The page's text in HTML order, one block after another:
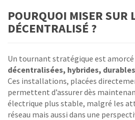
POURQUOI MISER SUR
DÉCENTRALISÉ ?
Un tournant stratégique est
décentralisées, hybrides,
Ces installations, placées
permettent d’assurer dès
électrique plus stable, malgré les
réseau mais aussi dans une